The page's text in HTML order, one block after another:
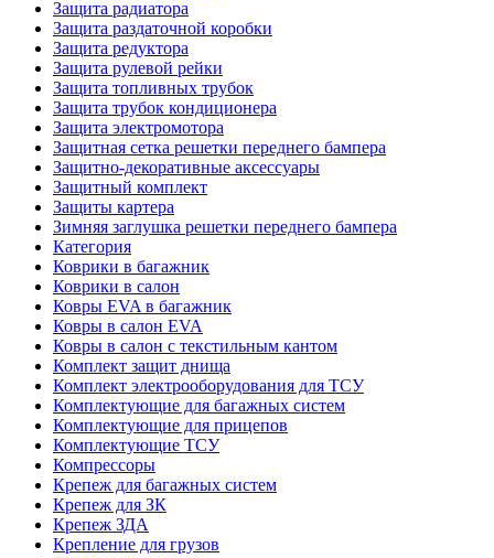
Защита радиатора
Защита раздаточной коробки
Защита редуктора
Защита рулевой рейки
Защита топливных трубок
Защита трубок кондиционера
Защита электромотора
Защитная сетка решетки переднего бампера
Защитно-декоративные аксессуары
Защитный комплект
Защиты картера
Зимняя заглушка решетки переднего бампера
Категория
Коврики в багажник
Коврики в салон
Ковры EVA в багажник
Ковры в салон EVA
Ковры в салон с текстильным кантом
Комплект защит днища
Комплект электрооборудования для ТСУ
Комплектующие для багажных систем
Комплектующие для прицепов
Комплектующие ТСУ
Компрессоры
Крепеж для багажных систем
Крепеж для ЗК
Крепеж ЗДА
Крепление для грузов